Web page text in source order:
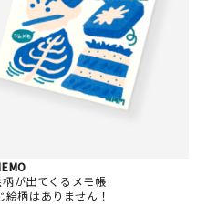
が出てくるメモ帳
柄はありません！